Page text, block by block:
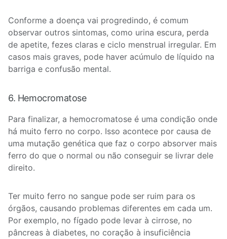
Conforme a doença vai progredindo, é comum
observar outros sintomas, como urina escura, perda
de apetite, fezes claras e ciclo menstrual irregular. Em
casos mais graves, pode haver acúmulo de líquido na
barriga e confusão mental.
6. Hemocromatose
Para finalizar, a hemocromatose é uma condição onde
há muito ferro no corpo. Isso acontece por causa de
uma mutação genética que faz o corpo absorver mais
ferro do que o normal ou não conseguir se livrar dele
direito.
Ter muito ferro no sangue pode ser ruim para os
órgãos, causando problemas diferentes em cada um.
Por exemplo, no fígado pode levar à cirrose, no
pâncreas à diabetes, no coração à insuficiência